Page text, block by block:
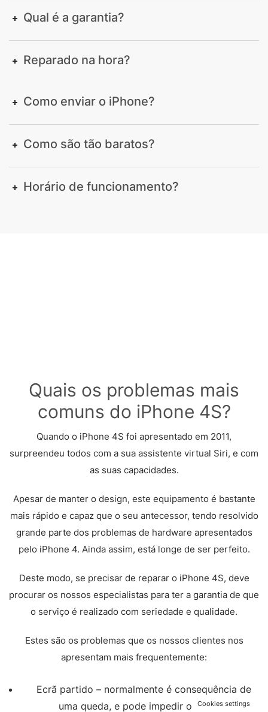
Qual é a garantia?
Reparado na hora?
Como enviar o iPhone?
Como são tão baratos?
Horário de funcionamento?
Quais os problemas mais
comuns do iPhone 4S?
Quando o iPhone 4S foi apresentado em 2011,
surpreendeu todos com a sua assistente virtual Siri, e com
as suas capacidades.
Apesar de manter o design, este equipamento é bastante
mais rápido e capaz que o seu antecessor, tendo resolvido
grande parte dos problemas de hardware apresentados
pelo iPhone 4. Ainda assim, está longe de ser perfeito.
Deste modo, se precisar de reparar o iPhone 4S, deve
procurar os nossos especialistas para ter a garantia de que
o serviço é realizado com seriedade e qualidade.
Estes são os problemas que os nossos clientes nos
apresentam mais frequentemente:
Ecrã partido – normalmente é consequência de
uma queda, e pode impedir o correto
Cookies settings